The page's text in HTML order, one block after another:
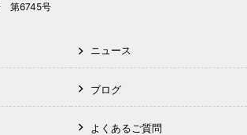
第6745号
ニュース
ブログ
よくあるご質問